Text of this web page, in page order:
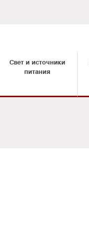
Свет и источники
питания